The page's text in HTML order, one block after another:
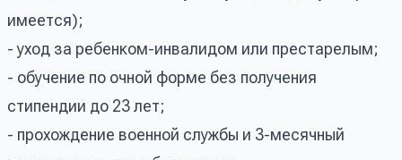
имеется);
- уход за ребенком-инвалидом или престарелым;
- обучение по очной форме без получения
стипендии до 23 лет;
- прохождение военной службы и 3-месячный